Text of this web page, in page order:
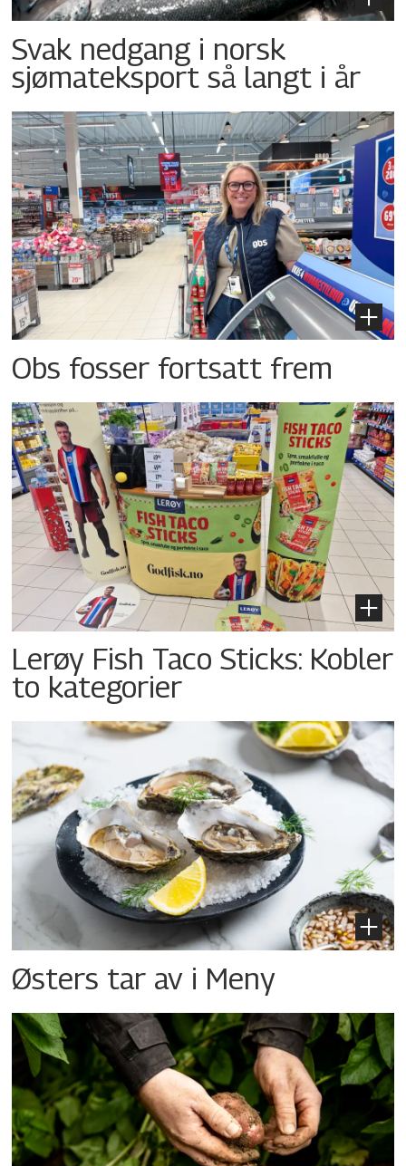
Svak nedgang i norsk
sjømateksport så langt i år
Obs fosser fortsatt frem
Lerøy Fish Taco Sticks: Kobler
to kategorier
Østers tar av i Meny